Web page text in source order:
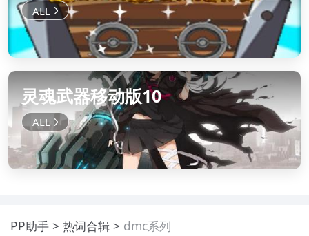
灵魂武器移动版10
PP助手 热词合辑 dmc系列